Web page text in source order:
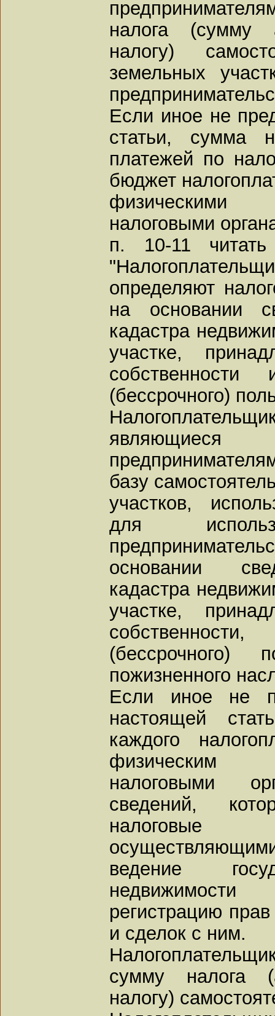
налога (сумму
налогу)
земельных
Если иное не
статьи, сумма
платежей по
бюджет
физическими
налоговыми
п. 10-11
определяют
на основании
кадастра
участке,
(бессрочного)
базу
участков,
для
основании
кадастра
участке,
(бессрочного)
пожизненного
Если иное не
настоящей
каждого
физическим
налоговыми
сведений,
налоговые
ведение
регистрацию
и сделок с ним.
сумму налога
налогу)